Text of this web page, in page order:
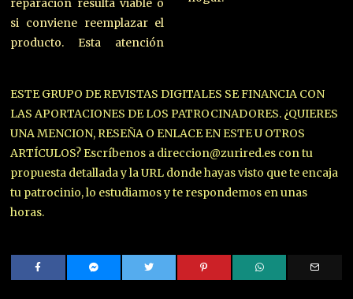
reparación resulta viable o
si conviene reemplazar el
producto. Esta atención
ESTE GRUPO DE REVISTAS DIGITALES SE FINANCIA CON
LAS APORTACIONES DE LOS PATROCINADORES. ¿QUIERES
UNA MENCION, RESEÑA O ENLACE EN ESTE U OTROS
ARTÍCULOS? Escríbenos a direccion@zurired.es con tu
propuesta detallada y la URL donde hayas visto que te encaja
tu patrocinio, lo estudiamos y te respondemos en unas
horas.